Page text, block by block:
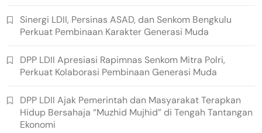
Sinergi LDII, Persinas ASAD, dan Senkom Bengkulu
Perkuat Pembinaan Karakter Generasi Muda
DPP LDII Apresiasi Rapimnas Senkom Mitra Polri,
Perkuat Kolaborasi Pembinaan Generasi Muda
DPP LDII Ajak Pemerintah dan Masyarakat Terapkan
Hidup Bersahaja “Muzhid Mujhid” di Tengah Tantangan
Ekonomi